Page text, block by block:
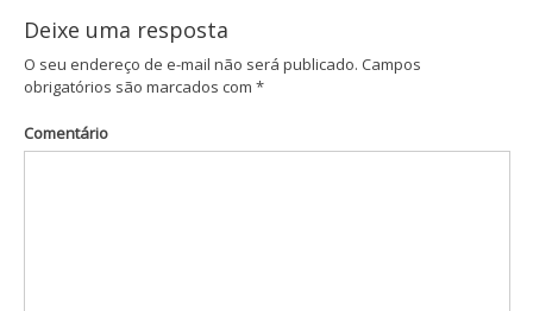
Deixe uma resposta
O seu endereço de e-mail não será publicado. Campos
obrigatórios são marcados com *
Comentário